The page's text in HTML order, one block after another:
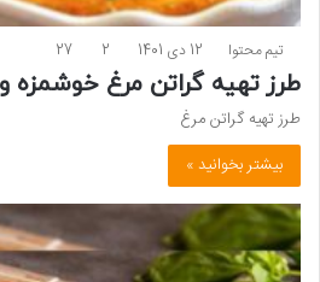
تیم محتوا 12 دی 1401 2
27
طرز تهیه گراتن مرغ
طرز تهیه گراتن مرغ
بیشتر بخوانید »